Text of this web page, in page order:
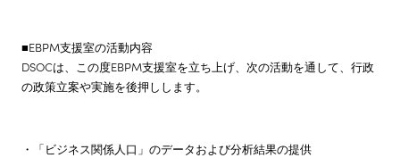
■EBPM支援室の活動内容
DSOCは、この度EBPM支援室を立ち上げ、次の活動を通して、行政
の政策立案や実施を後押しします。
・「ビジネス関係人口」のデータおよび分析結果の提供